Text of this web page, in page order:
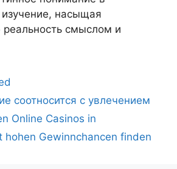
изучение, насыщая
смыслом и
соотносится с увлечением
Online Casinos in
hohen Gewinnchancen finden